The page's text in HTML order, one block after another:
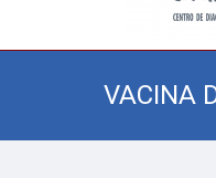
VACINA